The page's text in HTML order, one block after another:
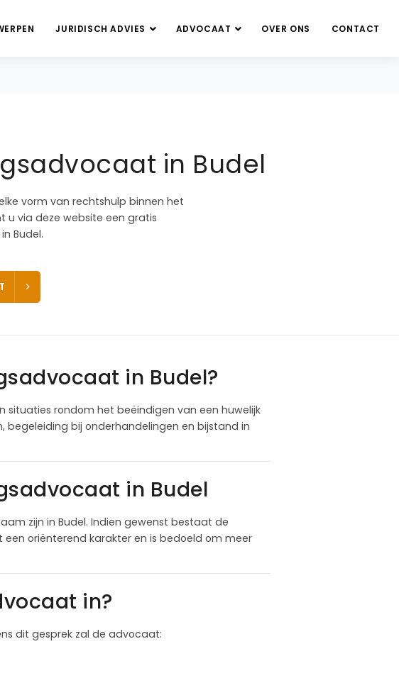
JURIDISCH ADVIES ADVOCAAT OVER ONS CONTACT
in Budel
vorm van rechtshulp binnen het
u via deze website een gratis
Budel.
in Budel?
situaties rondom het beëindigen van een huwelijk
bij onderhandelingen en bijstand in
in Budel
zijn in Budel. Indien gewenst bestaat de
oriënterend karakter en is bedoeld om meer
in?
dit gesprek zal de advocaat: